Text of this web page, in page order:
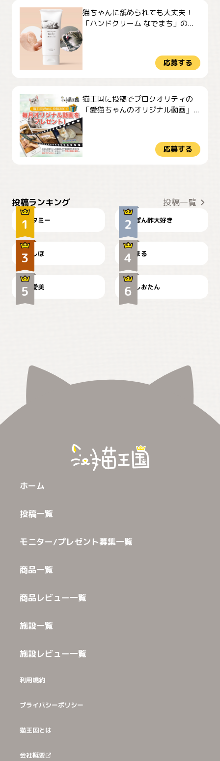
猫ちゃんに舐められても大丈夫！
「ハンドクリーム なでまち」の...
応募する
猫王国に投稿でプロクオリティの
「愛猫ちゃんのオリジナル動画」...
応募する
投稿ランキング 投稿一覧
タミー ぽん酢大好き
お弁当になりたいにゃ😽
しほ
🤦‍♀️
まる
かわいい毛玉つき
爱美
暑い日が続くにゃ
しおたん
ホーム
投稿一覧
モニター/プレゼント募集一覧
商品一覧
商品レビュー一覧
施設一覧
施設レビュー一覧
利用規約
プライバシーポリシー
猫王国とは
会社概要